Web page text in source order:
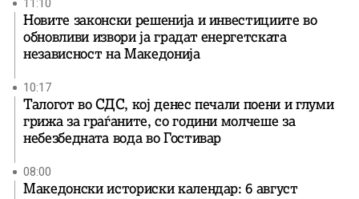
11:10
Новите законски решенија и инвестициите во
обновливи извори ја градат енергетската
независност на Македонија
10:17
Талогот во СДС, кој денес печали поени и глуми
грижа за граѓаните, со години молчеше за
небезбедната вода во Гостивар
08:00
Македонски историски календар: 6 август